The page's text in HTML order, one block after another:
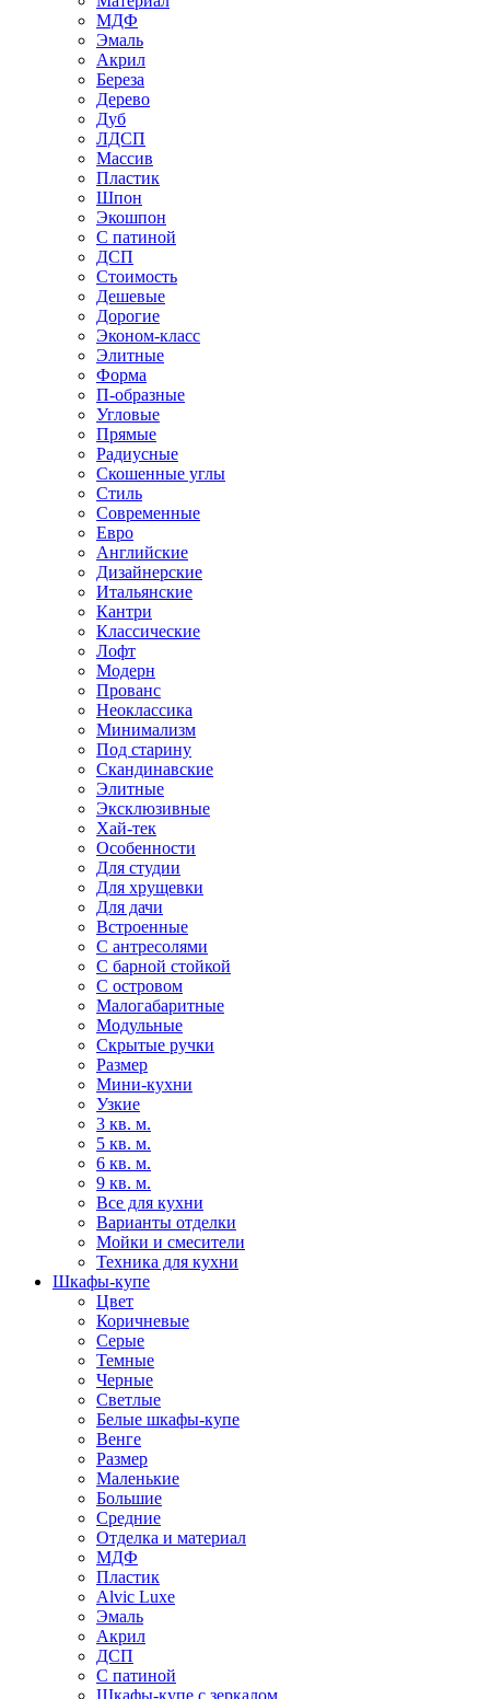
МДФ
Эмаль
Акрил
Береза
Дерево
Дуб
ЛДСП
Массив
Пластик
Шпон
Экошпон
С патиной
ДСП
Стоимость
Дешевые
Дорогие
Эконом-класс
Элитные
Форма
П-образные
Угловые
Прямые
Радиусные
Скошенные углы
Стиль
Современные
Евро
Английские
Дизайнерские
Итальянские
Кантри
Классические
Лофт
Модерн
Прованс
Неоклассика
Минимализм
Под старину
Скандинавские
Элитные
Эксклюзивные
Хай-тек
Особенности
Для студии
Для хрущевки
Для дачи
Встроенные
С антресолями
С барной стойкой
С островом
Малогабаритные
Модульные
Скрытые ручки
Размер
Мини-кухни
Узкие
3 кв. м.
5 кв. м.
6 кв. м.
9 кв. м.
Все для кухни
Варианты отделки
Мойки и смесители
Техника для кухни
Шкафы-купе
Цвет
Коричневые
Серые
Темные
Черные
Светлые
Белые шкафы-купе
Венге
Размер
Маленькие
Большие
Средние
Отделка и материал
МДФ
Пластик
Alvic Luxe
Эмаль
Акрил
ДСП
С патиной
Шкафы-купе с зеркалом